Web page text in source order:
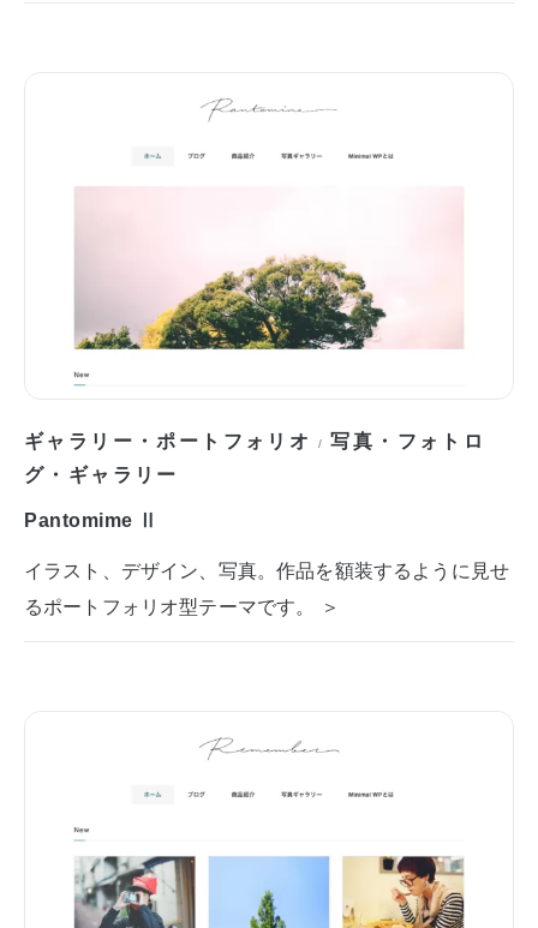
ギャラリー・ポートフォリオ /写真・フォトロ
グ・ギャラリー
Pantomime Ⅱ
イラスト、デザイン、写真。作品を額装するように見せ
るポートフォリオ型テーマです。 ＞